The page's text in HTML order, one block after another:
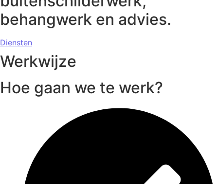
behangwerk en advies.
Diensten
Werkwijze
Hoe gaan we te werk?